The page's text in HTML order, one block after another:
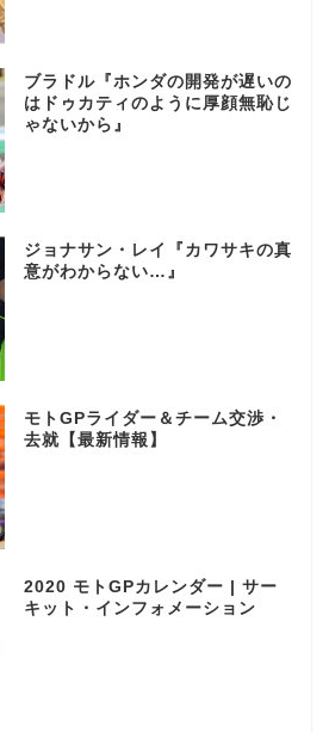
ブラドル『ホンダの開発が遅いの
はドゥカティのように厚顔無恥じ
ゃないから』
ジョナサン・レイ『カワサキの真
意がわからない…』
モトGPライダー＆チーム交渉・
去就【最新情報】
2020 モトGPカレンダー | サー
キット・インフォメーション